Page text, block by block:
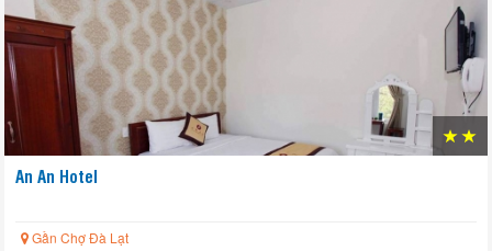
An An Hotel
Gần Chợ Đà Lạt